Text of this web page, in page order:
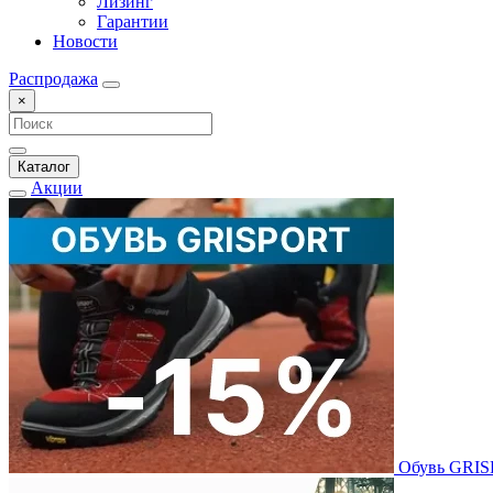
Гарантии
Новости
Распродажа
×
Каталог
Акции
Обувь